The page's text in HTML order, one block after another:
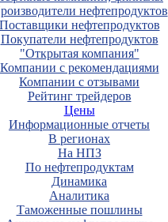
нефтепродуктов
Поставщики нефтепродуктов
Покупатели нефтепродуктов
"Открытая компания"
Компании с рекомендациями
Компании с отзывами
Рейтинг трейдеров
Цены
Информационные отчеты
В регионах
На НПЗ
По нефтепродуктам
Динамика
Аналитика
Таможенные пошлины